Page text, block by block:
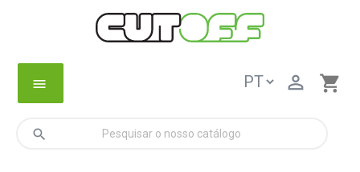
menu shopping_cart

search